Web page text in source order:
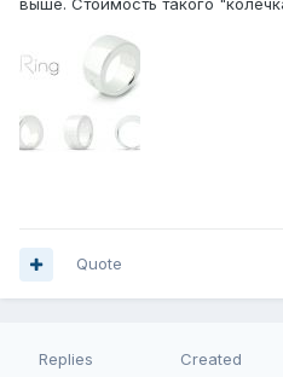
выше. Стоимость такого
Quote
Replies Created